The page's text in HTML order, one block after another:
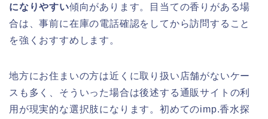
になりやすい傾向があります。目当ての香りがある場
合は、事前に在庫の電話確認をしてから訪問すること
を強くおすすめします。
地方にお住まいの方は近くに取り扱い店舗がないケー
スも多く、そういった場合は後述する通販サイトの利
用が現実的な選択肢になります。初めてのimp.香水探